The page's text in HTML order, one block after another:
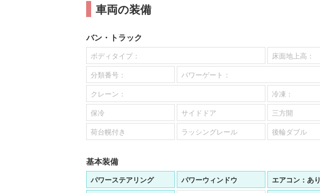
車両の装備
バン・トラック
ボディタイプ：
床面地上高：
分類番号：
パワーゲート：
クレーン：
冷凍：
保冷
サイドドア 三方開
荷台幌付き
ラッシングレール 後輪ダブル
基本装備
パワーステアリング パワーウィンドウ エアコン： あり